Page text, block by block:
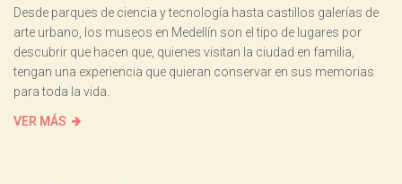
Desde parques de ciencia y tecnología hasta castillos galerías de
arte urbano, los museos en Medellín son el tipo de lugares por
descubrir que hacen que, quienes visitan la ciudad en familia,
tengan una experiencia que quieran conservar en sus memorias
para toda la vida.
VER MÁS